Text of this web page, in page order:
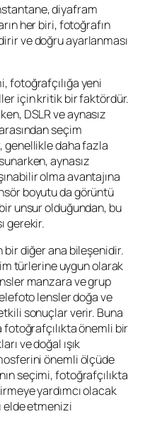
diyafram
her biri, fotoğrafın
ve doğru ayarlanması
fotoğrafçılığa yeni
için kritik bir faktördür.
DSLR ve aynasız
seçim
genellikle daha fazla
aynasız
olma avantajına
boyutu da görüntü
unsur olduğundan, bu
gerekir.
bir diğer ana bileşenidir.
türlerine uygun olarak
manzara ve grup
lensler doğa ve
sonuçlar verir. Buna
fotoğrafçılıkta önemli bir
ve doğal ışık
önemli ölçüde
seçimi, fotoğrafçılıkta
yardımcı olacak
elde etmenizi